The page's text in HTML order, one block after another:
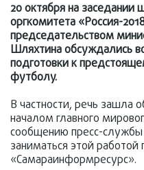
20 октября на заседании
оргкомитета «Россия-
председательством
Шляхтина обсуждались
подготовки к
футболу.
В частности, речь зашла
началом главного
сообщению пресс-службы
заниматься этой
«Самараинформресурс».